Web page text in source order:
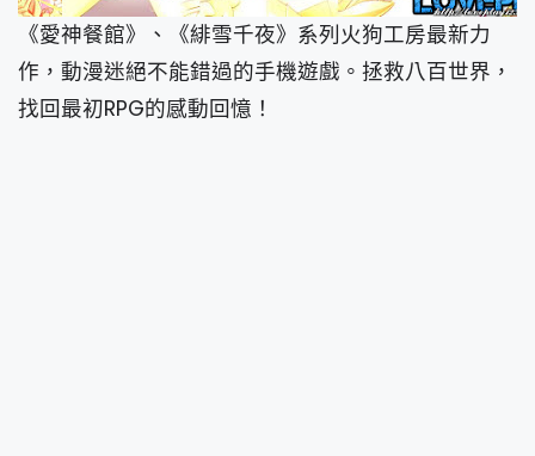
《愛神餐館》、《緋雪千夜》系列火狗工房最新力
作，動漫迷絕不能錯過的手機遊戲。拯救八百世界，
找回最初RPG的感動回憶！